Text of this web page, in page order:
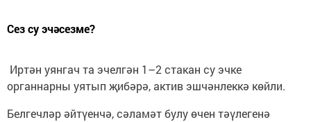
Сез су эчәсезме?
Иртән уянгач та эчелгән 1–2 стакан су эчке
органнарны уятып җибәрә, актив эшчәнлеккә көйли.
Белгечләр әйтүенчә, сәламәт булу өчен тәүлегенә